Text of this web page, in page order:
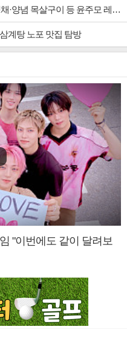
목살구이 등 윤주모 레시피 섭렵
계탕 노포 맛집 탐방
"이번에도 같이 달려보